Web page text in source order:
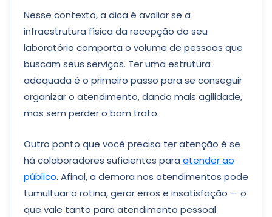
Nesse contexto, a dica é avaliar se a
infraestrutura física da recepção do seu
laboratório comporta o volume de pessoas que
buscam seus serviços. Ter uma estrutura
adequada é o primeiro passo para se conseguir
organizar o atendimento, dando mais agilidade,
mas sem perder o bom trato.
Outro ponto que você precisa ter atenção é se
há colaboradores suficientes para atender ao
público. Afinal, a demora nos atendimentos pode
tumultuar a rotina, gerar erros e insatisfação — o
que vale tanto para atendimento pessoal